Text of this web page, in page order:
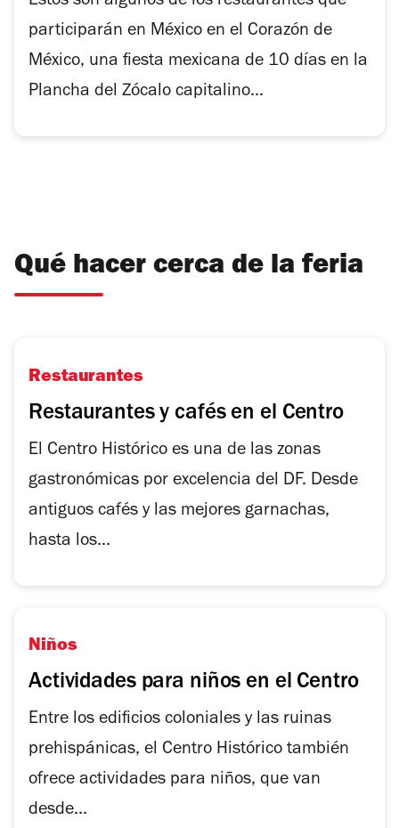
participarán en México en el Corazón de
México, una fiesta mexicana de 10 días en la
Plancha del Zócalo capitalino...
Qué hacer cerca de la feria
Restaurantes
Restaurantes y cafés en el Centro
El Centro Histórico es una de las zonas
gastronómicas por excelencia del DF. Desde
antiguos cafés y las mejores garnachas,
hasta los...
Niños
Actividades para niños en el Centro
Entre los edificios coloniales y las ruinas
prehispánicas, el Centro Histórico también
ofrece actividades para niños, que van
desde...